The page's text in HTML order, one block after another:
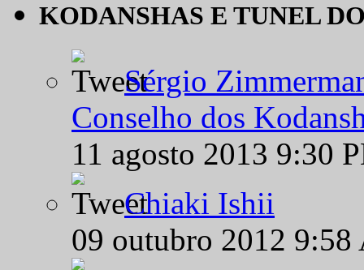
KODANSHAS E TUNEL
Sérgio
Conselho dos
11 agosto 2013 9:30
Chiaki Ishii
09 outubro 2012